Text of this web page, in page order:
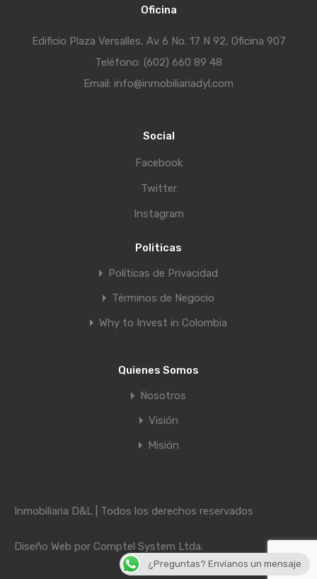
Oficina
Edificio Plaza Versalles, Av 6 No. 17 N 92, Oficina 907
Teléfono: (602) 660 89 48
Email: info@inmobiliariadyl.com
Social
Facebook
Twitter
Instagram
Politicas
Políticas de Privacidad
Términos de Negocio
Why to Invest in Colombia
Quienes Somos
Nosotros
Visión
Misión
Inmobiliaria D&L | Todos los derechos reservados
Diseño Web por Comptel System Ltda.
¿Preguntas? Envíanos un mensaje